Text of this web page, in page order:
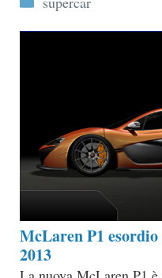
McLaren P1
2013